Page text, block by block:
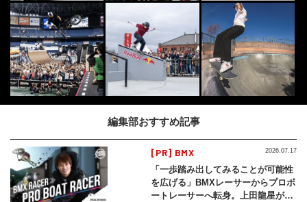
編集部おすすめ記事
[PR] BMX
「一歩踏み出してみることが可能性
を広げる」BMXレーサーからプロボ
ートレーサーへ転身。上田龍星が体
2026.07.17